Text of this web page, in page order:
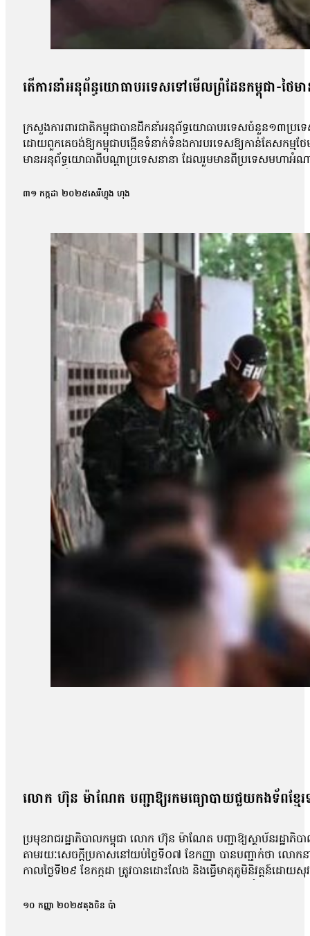
តើការនាំអនុព័ន្ធយោធាបរទេសទៅមើលព្រំដែនកម្ពុជា-ថៃ
ក្រសួងការពារជាតិកម្ពុជាបានដឹកនាំអនុព័ទ្ធយោធាបរទេសចំនួន១៣ប្រ
ដោយពួកគេចង់ឱ្យកម្ពុជាបង្កើនទំនាក់ទំនងការបរទេសឱ្យកាន់តែសកម្
មានអនុព័ទ្ធយោធាពីបណ្ដាប្រទេសនានា ដែលរួមមានពីប្រទេសមហាអំ
មានប្រទេសមហាអំណាច ចូលរួមការងារជាមួយកម្ពុជាក្នុងជម្លោះកម្ពុជ
ព្រោះយើងមើលទៅទាំងចិន ទាំងអាមេរិកហ្នឹងគឺគេមិនមានបំណងអីនឹង
គឺជាមួយមហាអំណាចទាំងអស់ហ្នឹងឡើងវិញ ពិសេសអាមេរិក និងចិន»។ ចំ
ដោយផ្ទាល់ ហើយលោកសង្ឃឹមថានឹងមានកាជំរុញឱ្យអនុវត្តបទឈប់បាញ់
អង្គទូត១៣ប្រទេសផ្សេងទៀតដែលបានចុះទៅផ្ទាល់នៅតំបន់ជម្លោះ ខ្
ជាមួយបរទេស គឺមានសារៈសំខាន់ ព្រោះលោកថាកន្លងមករដ្ឋាភិបាលកម្
«អំណះតទៅ យើងត្រូវតែធ្វើការងារការទូតឱ្យកាន់តែសកម្មបន្ថែ
ធ្វើការងារការទូតយ៉ាងសកម្មទេ ដូច្នេះយើងជាប្រទេសរងគ្រោះ បែ
យោធាបរទេសនៅតំបន់ជម្លោះនៅពេលនេះមានសារៈសំខាន់សម្រាប់កម្ពុ
អំណាចផងនៅពេលនេះ គឺពិតជាមានសារៈសំខាន់សម្រាប់កម្ពុជា ពីព្រ
បន្តថា កម្ពុជាគួរធ្វើឱ្យកាន់តែប្រសើរឡើងនូវទំនាក់ទំនងការបរទ
ជាមួយបណ្ដាប្រទេសទាំងអស់ដើម្បីផលប្រយោជន៍ជាតិយើង ទាំងវិស័យន
បើសិនជាគ្មានអន្តរាគមន៍ទាន់ពេលវេលា ពីប្រធានាធិបតីសហរដ្ឋ
ដែលជាប្រធានអាស៊ានប្ដូរវេនទេ ប្រហែលជាយើងអត់ទាន់ទទួលបាន
ថ្ងៃទី៣០ ខែកក្កដា ឆ្នាំ២០២៥ មានប្រសាសន៍ថា លោកមានការសោក
លោកសង្ឃឹមថា អ្នកដែលរងផលប៉ះពាល់ នឹងវិលត្រលប់ទៅរកជីវភាពប្រ
ប្រកដ និងបន្ធូរបន្ថយភាពតានតឹង ដោយសម្របសម្រួលជាមួយប្រទេសពាក់
ទាំងតាមដានការអនុវត្តន៍បទឈប់បាញ់រវវាងប្រទេសទាំងពីរ។ អ្នកស្រីថា
ពាក់ព័ន្ធដើម្បីទៅឃ្លាំមើលទាំងទីតាំង ទាំងសភាពការណ៍ជាក់ស្ដែងនៅ
អាស៊ាន និងពីបណ្ដាប្រទេសមហាអំណាចចំនួន១៣ប្រទេស»។ អនុព័ទ្ធយ
ប្រទេសម៉ាឡេស៊ី ឥណ្ឌូនេស៊ី ហ្វីលីពីន សិង្ហបុរី ឡាវ វៀតណាម និងប្រទេ
នាយករដ្ឋមន្ត្រីនៃប្រទេសទាំងពីរនៅប្រទេសម៉ាឡេស៊ី ដែលមាននាយករដ្
៣១ កក្កដា ២០២៥សេរីហ្វុង ហុង
លោក ហ៊ុន ម៉ាណែត បញ្ជាឱ្យរកមធ្យោបាយជួយកងទ័ពខ្មែរ
ប្រមុខរាជរដ្ឋាភិបាលកម្ពុជា លោក ហ៊ុន ម៉ាណែត បញ្ជាឱ្យស្ថាប័នរដ្ឋា
តាមរយៈសេចក្តីប្រកាសនៅយប់ថ្ងៃទី០៧ ខែកញ្ញា បានបញ្ជាក់ថា លោ
កាលថ្ងៃទី២៩ ខែកក្កដា ត្រូវបានដោះលែង និងធ្វើមាតុភូមិនិវត្តន៍ដោ
កងទ័ពទាំងនោះ»។ ប្រភពដដែលបន្តថា ក្រសួងការបរទេស ក្រសួងការព
១០ កញ្ញា ២០២៥តុងចិន ប៉ា